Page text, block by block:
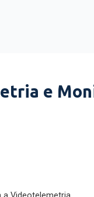
e
Videotelemetria.